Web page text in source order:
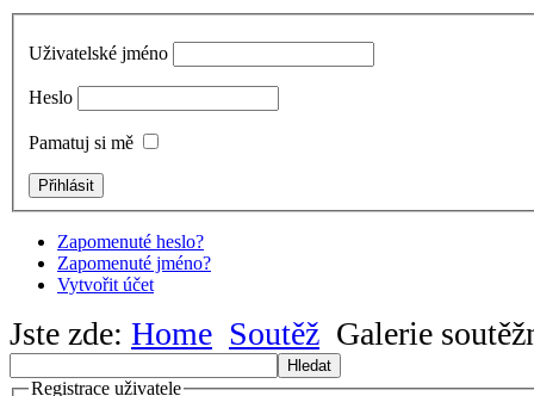
Uživatelské jméno
Heslo
Pamatuj si mě
Zapomenuté heslo?
Zapomenuté jméno?
Vytvořit účet
Jste zde: Home Soutěž Galerie
Hledat
Registrace uživatele